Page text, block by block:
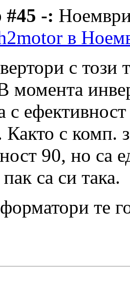
#45 -:
в
с този
момента
с
Както с комп.
90, но са
са си така.
те